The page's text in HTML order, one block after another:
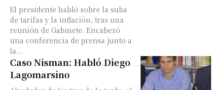
El presidente habló sobre la suba
de tarifas y la inflación, tras una
reunión de Gabinete. Encabezó
una conferencia de prensa junto a
la...
Caso Nisman: Habló Diego
Lagomarsino